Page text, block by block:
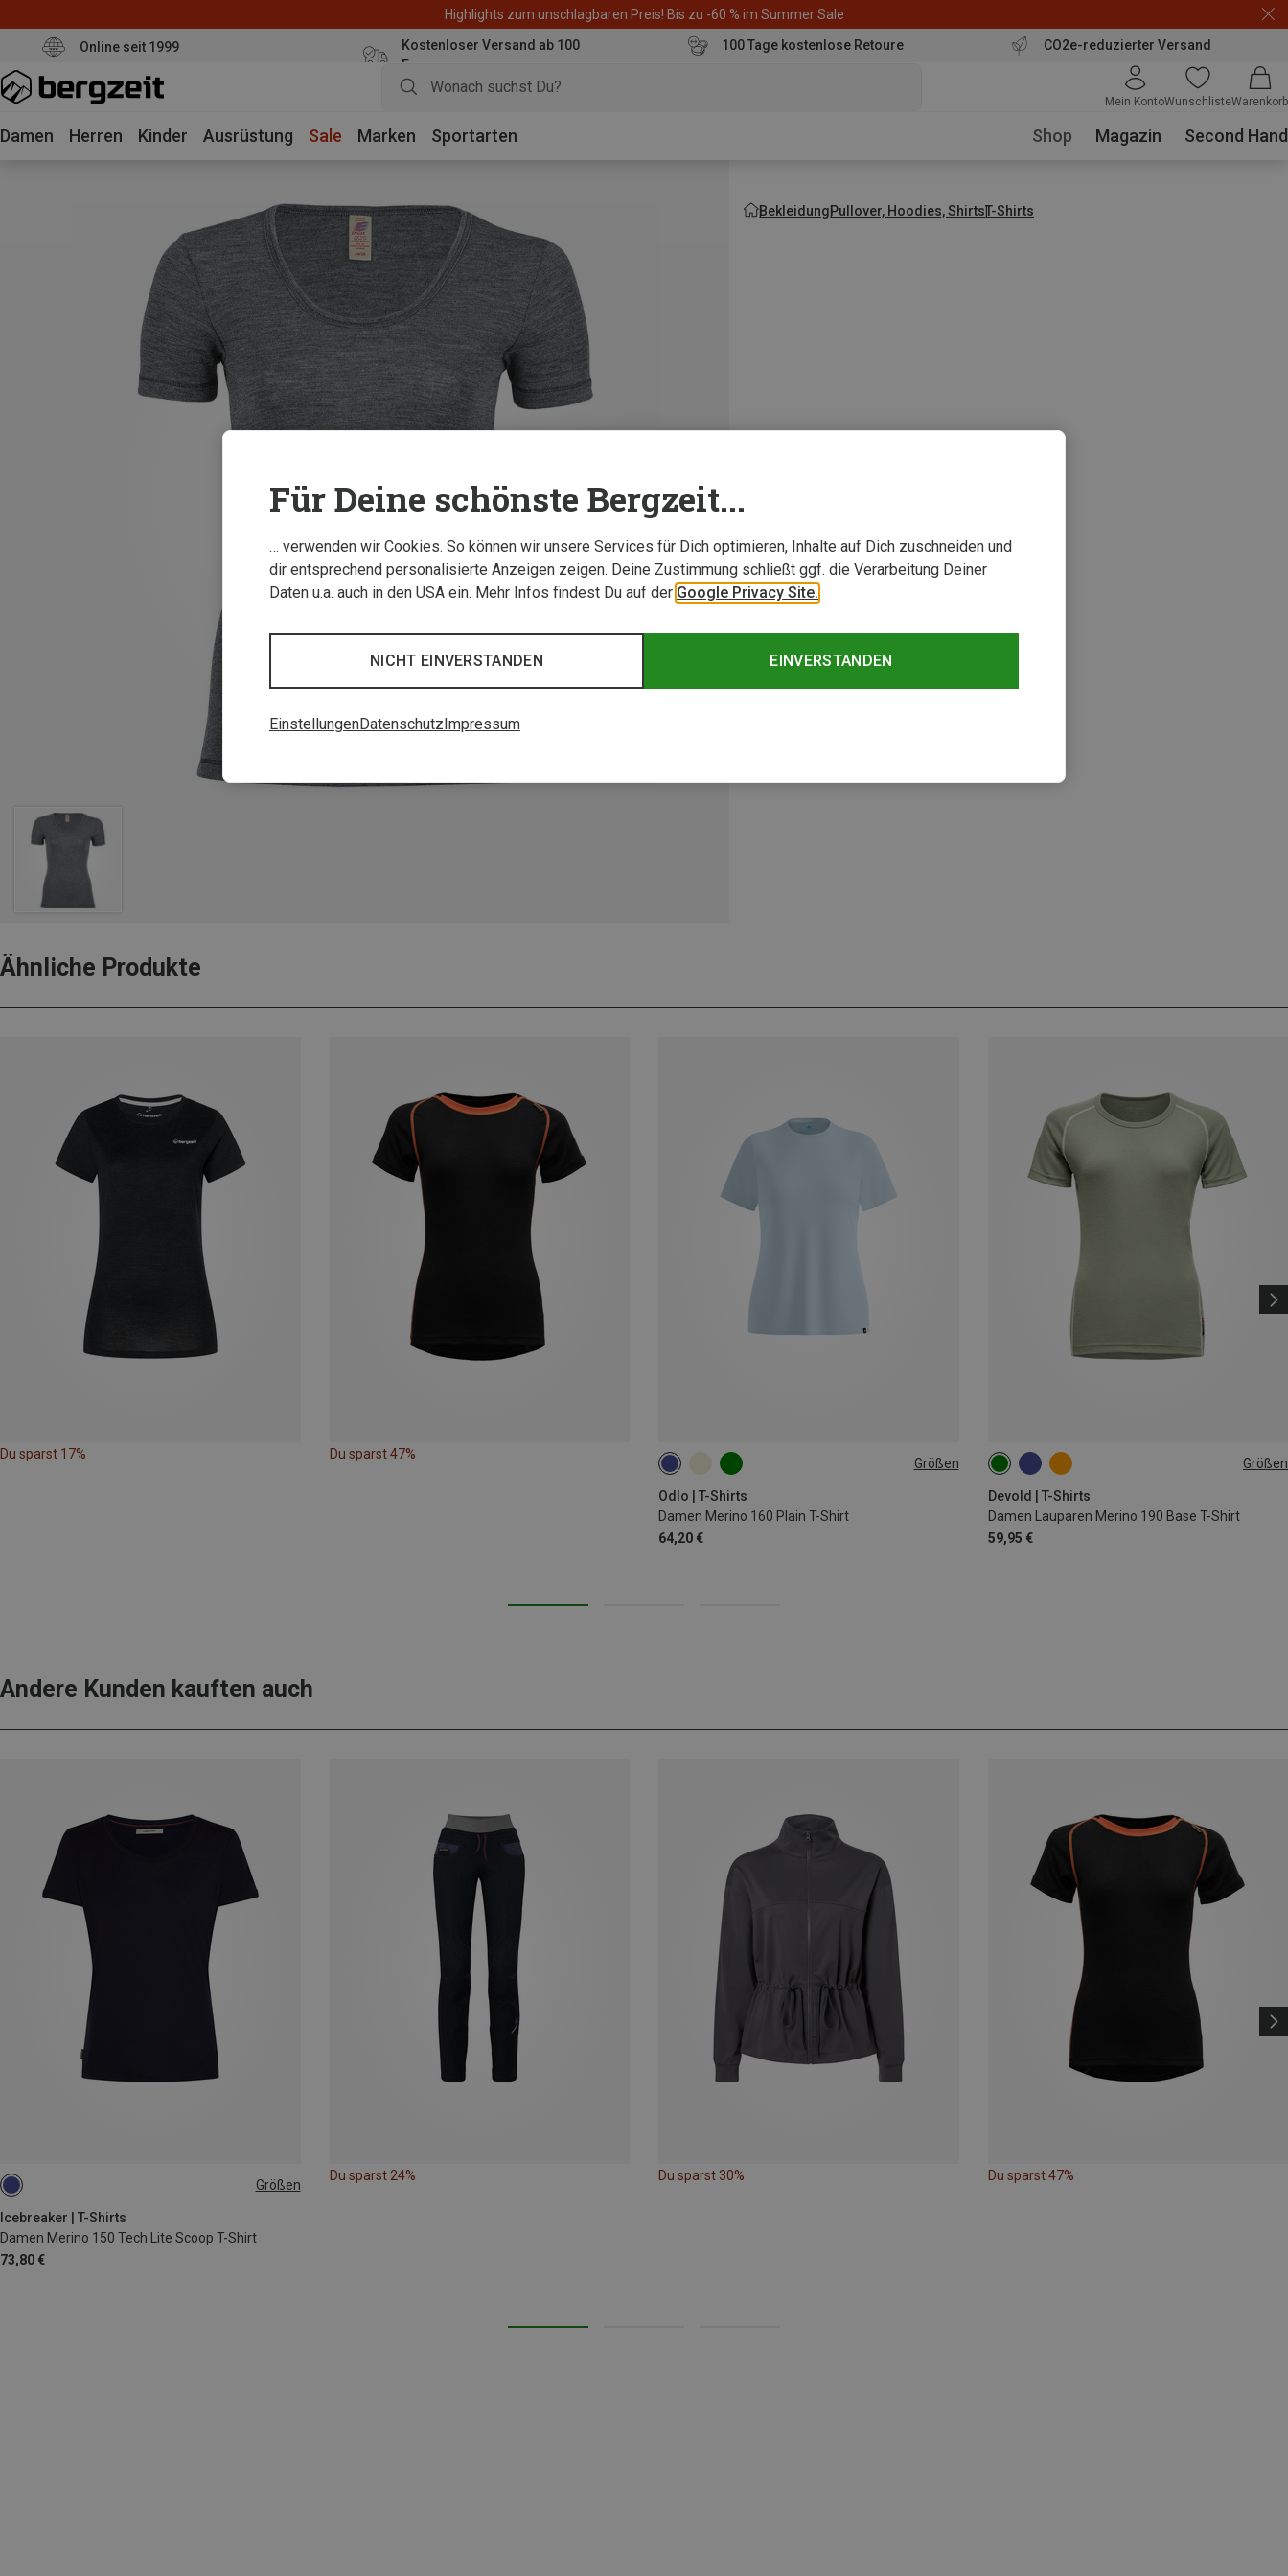
Highlights zum unschlagbaren Preis! Bis zu -60 % im Summer Sale
Online seit 1999
Kostenloser Versand ab 100
Euro
100 Tage kostenlose Retoure CO2e-reduzierter Versand
Mein KontoWunschlisteWarenkorb
Damen Herren Kinder Ausrüstung Sale Marken Sportarten Shop Magazin Second Hand
BekleidungPullover, Hoodies, ShirtsT-Shirts
Ähnliche Produkte
Du sparst 17% Du sparst 47%
Größen
Odlo | T-Shirts
Damen Merino 160 Plain T-Shirt
64,20 €
XS M Größen
Devold | T-Shirts
Damen Lauparen Merino 190 Base T-Shirt
59,95 €
XS S L
Andere Kunden kauften auch
Größen
Icebreaker | T-Shirts
Damen Merino 150 Tech Lite Scoop T-Shirt
73,80 €
S
Du sparst 24% Du sparst 30% Du sparst 47%
Für Deine schönste Bergzeit...
… verwenden wir Cookies. So können wir unsere Services für Dich optimieren, Inhalte auf Dich zuschneiden und
dir entsprechend personalisierte Anzeigen zeigen. Deine Zustimmung schließt ggf. die Verarbeitung Deiner
Daten u.a. auch in den USA ein. Mehr Infos findest Du auf der Google Privacy Site.
EINVERSTANDEN
NICHT EINVERSTANDEN
EinstellungenDatenschutzImpressum